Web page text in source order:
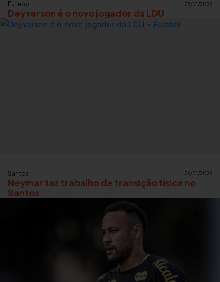
Futebol 27/01/2026
Deyverson é o novo jogador da LDU
Santos 26/01/2026
Neymar faz trabalho de transição física no
Santos